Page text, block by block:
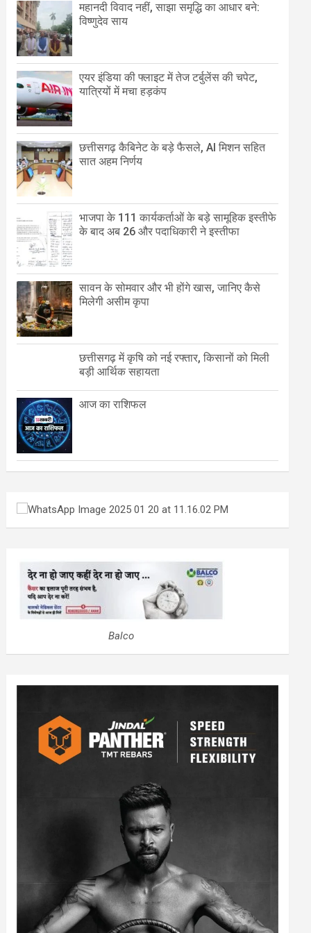
महानदी विवाद नहीं, साझा समृद्धि का आधार बने:
विष्णुदेव साय
एयर इंडिया की फ्लाइट में तेज टर्बुलेंस की चपेट,
यात्रियों में मचा हड़कंप
छत्तीसगढ़ कैबिनेट के बड़े फैसले, AI मिशन सहित
सात अहम निर्णय
भाजपा के 111 कार्यकर्ताओं के बड़े सामूहिक इस्तीफे
के बाद अब 26 और पदाधिकारी ने इस्तीफा
सावन के सोमवार और भी होंगे खास, जानिए कैसे
मिलेगी असीम कृपा
छत्तीसगढ़ में कृषि को नई रफ्तार, किसानों को मिली
बड़ी आर्थिक सहायता
आज का राशिफल
Balco